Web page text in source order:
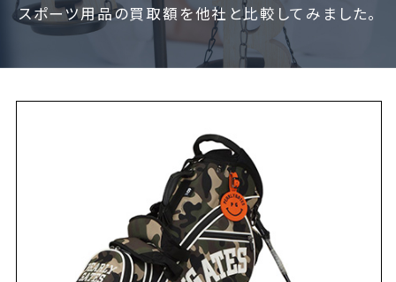
スポーツ用品の買取額を他社と比較してみました。